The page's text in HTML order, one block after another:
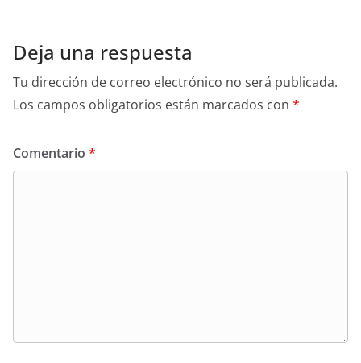
Deja una respuesta
Tu dirección de correo electrónico no será publicada.
Los campos obligatorios están marcados con *
Comentario *